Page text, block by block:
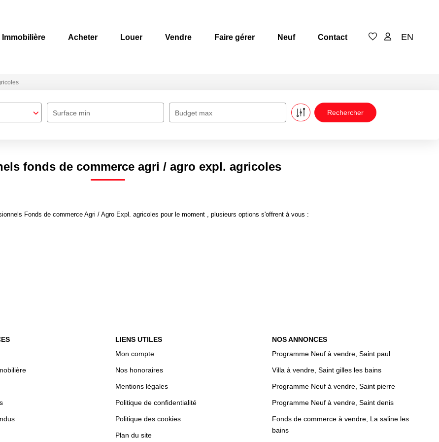
Immobilière Acheter Louer Vendre Faire gérer Neuf Contact EN
Surface min Budget max
fonds de commerce agri / agro expl. agricoles
Fonds de commerce Agri / Agro Expl. agricoles pour le moment , plusieurs options s'offrent à vous :
LIENS UTILES
Mon compte
Nos honoraires
Mentions légales
Politique de confidentialité
Politique des cookies
Plan du site
NOS ANNONCES
Programme Neuf à vendre, Saint paul
Villa à vendre, Saint gilles les bains
Programme Neuf à vendre, Saint pierre
Programme Neuf à vendre, Saint denis
Fonds de commerce à vendre, La saline les
bains